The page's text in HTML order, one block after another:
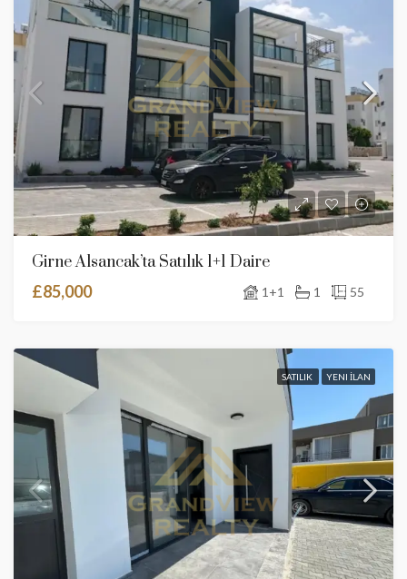
Girne Alsancak’ta Satılık 1+1 Daire
£85,000
1+1 1 55
SATILIK YENI İLAN